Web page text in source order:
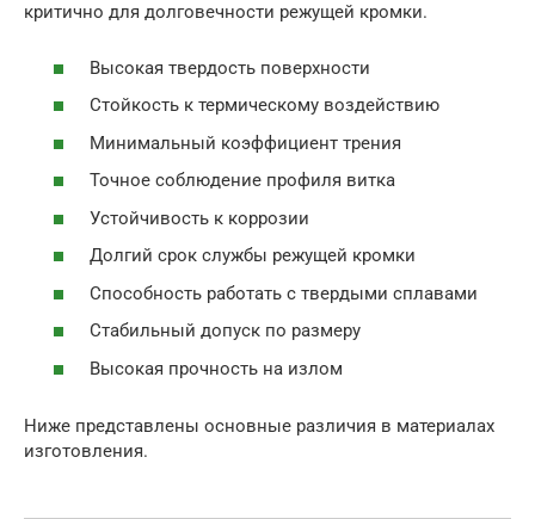
критично для долговечности режущей кромки.
Высокая твердость поверхности
Стойкость к термическому воздействию
Минимальный коэффициент трения
Точное соблюдение профиля витка
Устойчивость к коррозии
Долгий срок службы режущей кромки
Способность работать с твердыми сплавами
Стабильный допуск по размеру
Высокая прочность на излом
Ниже представлены основные различия в материалах
изготовления.